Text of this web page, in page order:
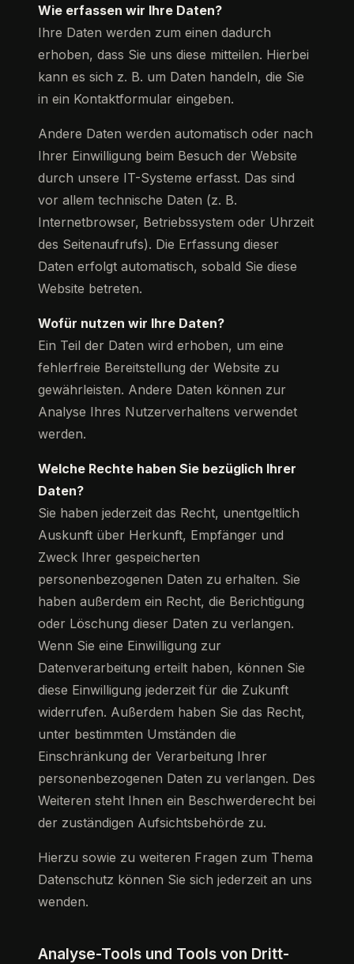
Wie erfassen wir Ihre Daten?
Ihre Daten werden zum einen dadurch
erhoben, dass Sie uns diese mitteilen. Hierbei
kann es sich z. B. um Daten handeln, die Sie
in ein Kontaktformular eingeben.
Andere Daten werden automatisch oder nach
Ihrer Einwilligung beim Besuch der Website
durch unsere IT-Systeme erfasst. Das sind
vor allem technische Daten (z. B.
Internetbrowser, Betriebssystem oder Uhrzeit
des Seitenaufrufs). Die Erfassung dieser
Daten erfolgt automatisch, sobald Sie diese
Website betreten.
Wofür nutzen wir Ihre Daten?
Ein Teil der Daten wird erhoben, um eine
fehlerfreie Bereitstellung der Website zu
gewährleisten. Andere Daten können zur
Analyse Ihres Nutzerverhaltens verwendet
werden.
Welche Rechte haben Sie bezüglich Ihrer
Daten?
Sie haben jederzeit das Recht, unentgeltlich
Auskunft über Herkunft, Empfänger und
Zweck Ihrer gespeicherten
personenbezogenen Daten zu erhalten. Sie
haben außerdem ein Recht, die Berichtigung
oder Löschung dieser Daten zu verlangen.
Wenn Sie eine Einwilligung zur
Datenverarbeitung erteilt haben, können Sie
diese Einwilligung jederzeit für die Zukunft
widerrufen. Außerdem haben Sie das Recht,
unter bestimmten Umständen die
Einschränkung der Verarbeitung Ihrer
personenbezogenen Daten zu verlangen. Des
Weiteren steht Ihnen ein Beschwerderecht bei
der zuständigen Aufsichtsbehörde zu.
Hierzu sowie zu weiteren Fragen zum Thema
Datenschutz können Sie sich jederzeit an uns
wenden.
Analyse-Tools und Tools von Dritt­